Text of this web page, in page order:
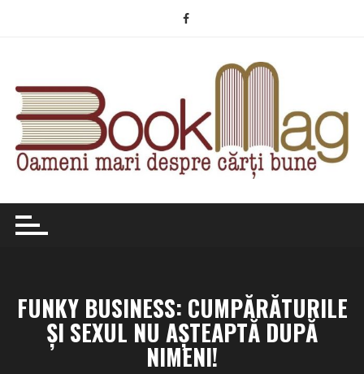
FUNKY BUSINESS: CUMPĂRĂTURILE
ȘI SEXUL NU AȘTEAPTĂ DUPĂ
NIMENI!